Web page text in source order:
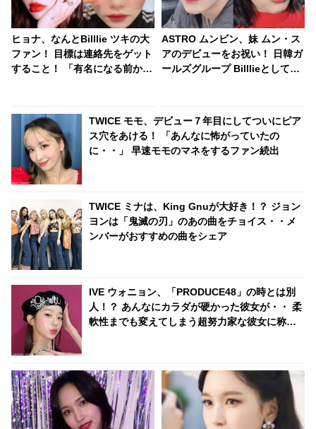
ヒョナ、なんとBilllie ツキの大
ファン！ 目標は連絡先をゲット
すること！ 「有名になる前から
ASTRO ムンビン、妹 ムン・ス
アのデビューをお祝い！ 日韓ガ
ールズグループ Billlieとしてデ
TWICE モモ、デビュー７年目にしてついにピア
ス穴をあける！ 「あんなに怖がっていたの
に・・」 早速モモのマネをするファン続出
TWICE ミナは、King Gnuが大好き！？ ジョン
ヨンは「鬼滅の刃」のあの曲をチョイス・・メ
ンバーがおすすめの曲をシェア
IVE ウォニョン、「PRODUCE48」の時とは別
人！？ あんなにカラダが硬かった彼女が・・ 柔
軟性までも変えてしまう超努力家な彼女に称賛